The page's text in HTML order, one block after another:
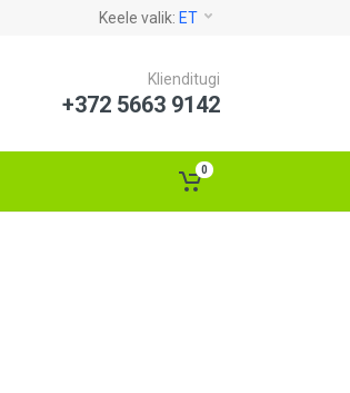
Keele valik: ET
Klienditugi
+372 5663 9142
0